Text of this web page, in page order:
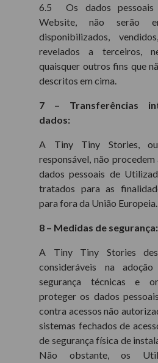
6.5 Os dados pessoais
Website, não serão
disponibilizados,
revelados a terceiros,
quaisquer outros fins que
descritos em cima.
7 – Transferências
dados:
A Tiny Tiny Stories,
responsável, não
dados pessoais de
tratados para as
para fora da União Europeia.
8 – Medidas de segurança:
A Tiny Tiny Stories
consideráveis na
segurança técnicas e
proteger os dados
contra acessos não
sistemas fechados de
de segurança física de
Não obstante, os